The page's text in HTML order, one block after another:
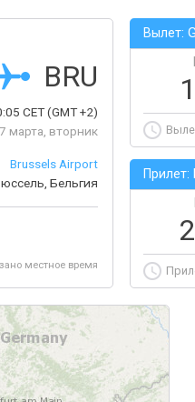
BRU
CET(GMT +2)
марта, вторник
Brussels Airport
Бельгия
местное время
Вылет:
Прилет: